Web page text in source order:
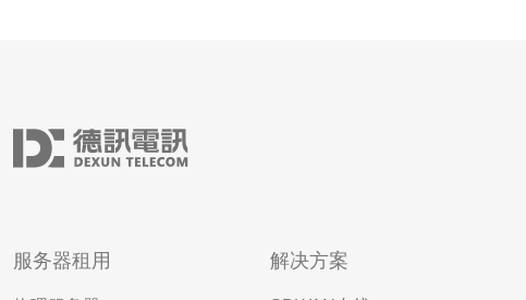
服务器租用 解决方案